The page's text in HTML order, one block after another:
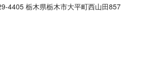
4405 栃木県栃木市大平町西山田857